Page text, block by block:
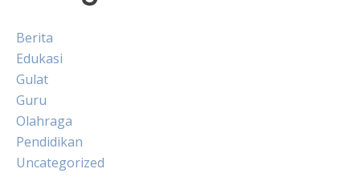
Berita
Edukasi
Gulat
Guru
Olahraga
Pendidikan
Uncategorized